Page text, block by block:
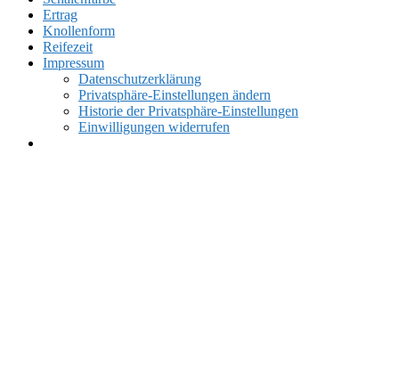
Ertrag
Knollenform
Reifezeit
Impressum
Datenschutzerklärung
Privatsphäre-Einstellungen ändern
Historie der Privatsphäre-Einstellungen
Einwilligungen widerrufen